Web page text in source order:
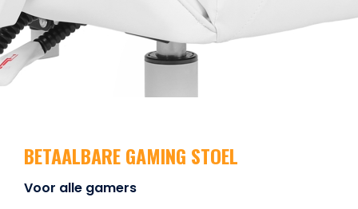
BETAALBARE GAMING STOEL
Voor alle gamers